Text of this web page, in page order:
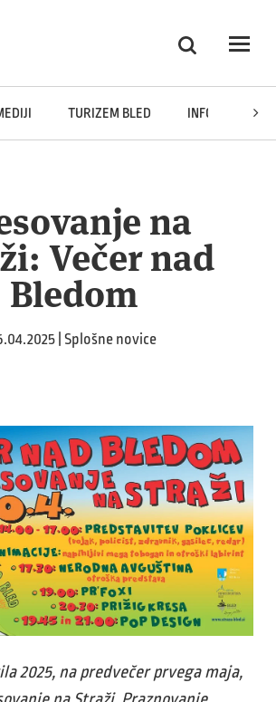
Iskanje
Odpri
TURIZEM BLED INFORMACIJE
na
Večer nad
Bledom
| Splošne novice
2025, na predvečer prvega maja,